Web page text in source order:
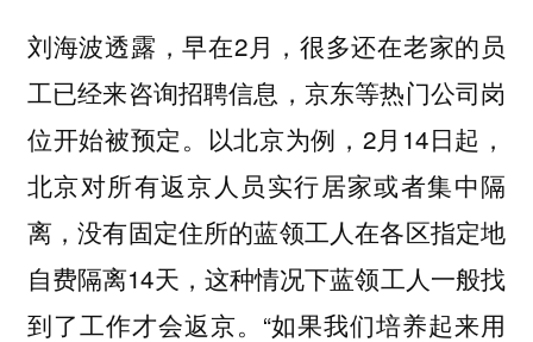
刘海波透露，早在2月，很多还在老家的员
工已经来咨询招聘信息，京东等热门公司岗
位开始被预定。以北京为例，2月14日起，
北京对所有返京人员实行居家或者集中隔
离，没有固定住所的蓝领工人在各区指定地
自费隔离14天，这种情况下蓝领工人一般找
到了工作才会返京。“如果我们培养起来用